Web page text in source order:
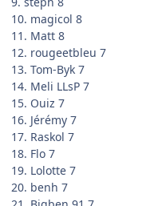
10. magicol 8
11. Matt 8
12. rougeetbleu 7
13. Tom-Byk 7
14. Meli LLsP 7
15. Ouiz 7
16. Jérémy 7
17. Raskol 7
18. Flo 7
19. Lolotte 7
20. benh 7